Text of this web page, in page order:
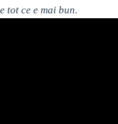
tot ce e mai bun.